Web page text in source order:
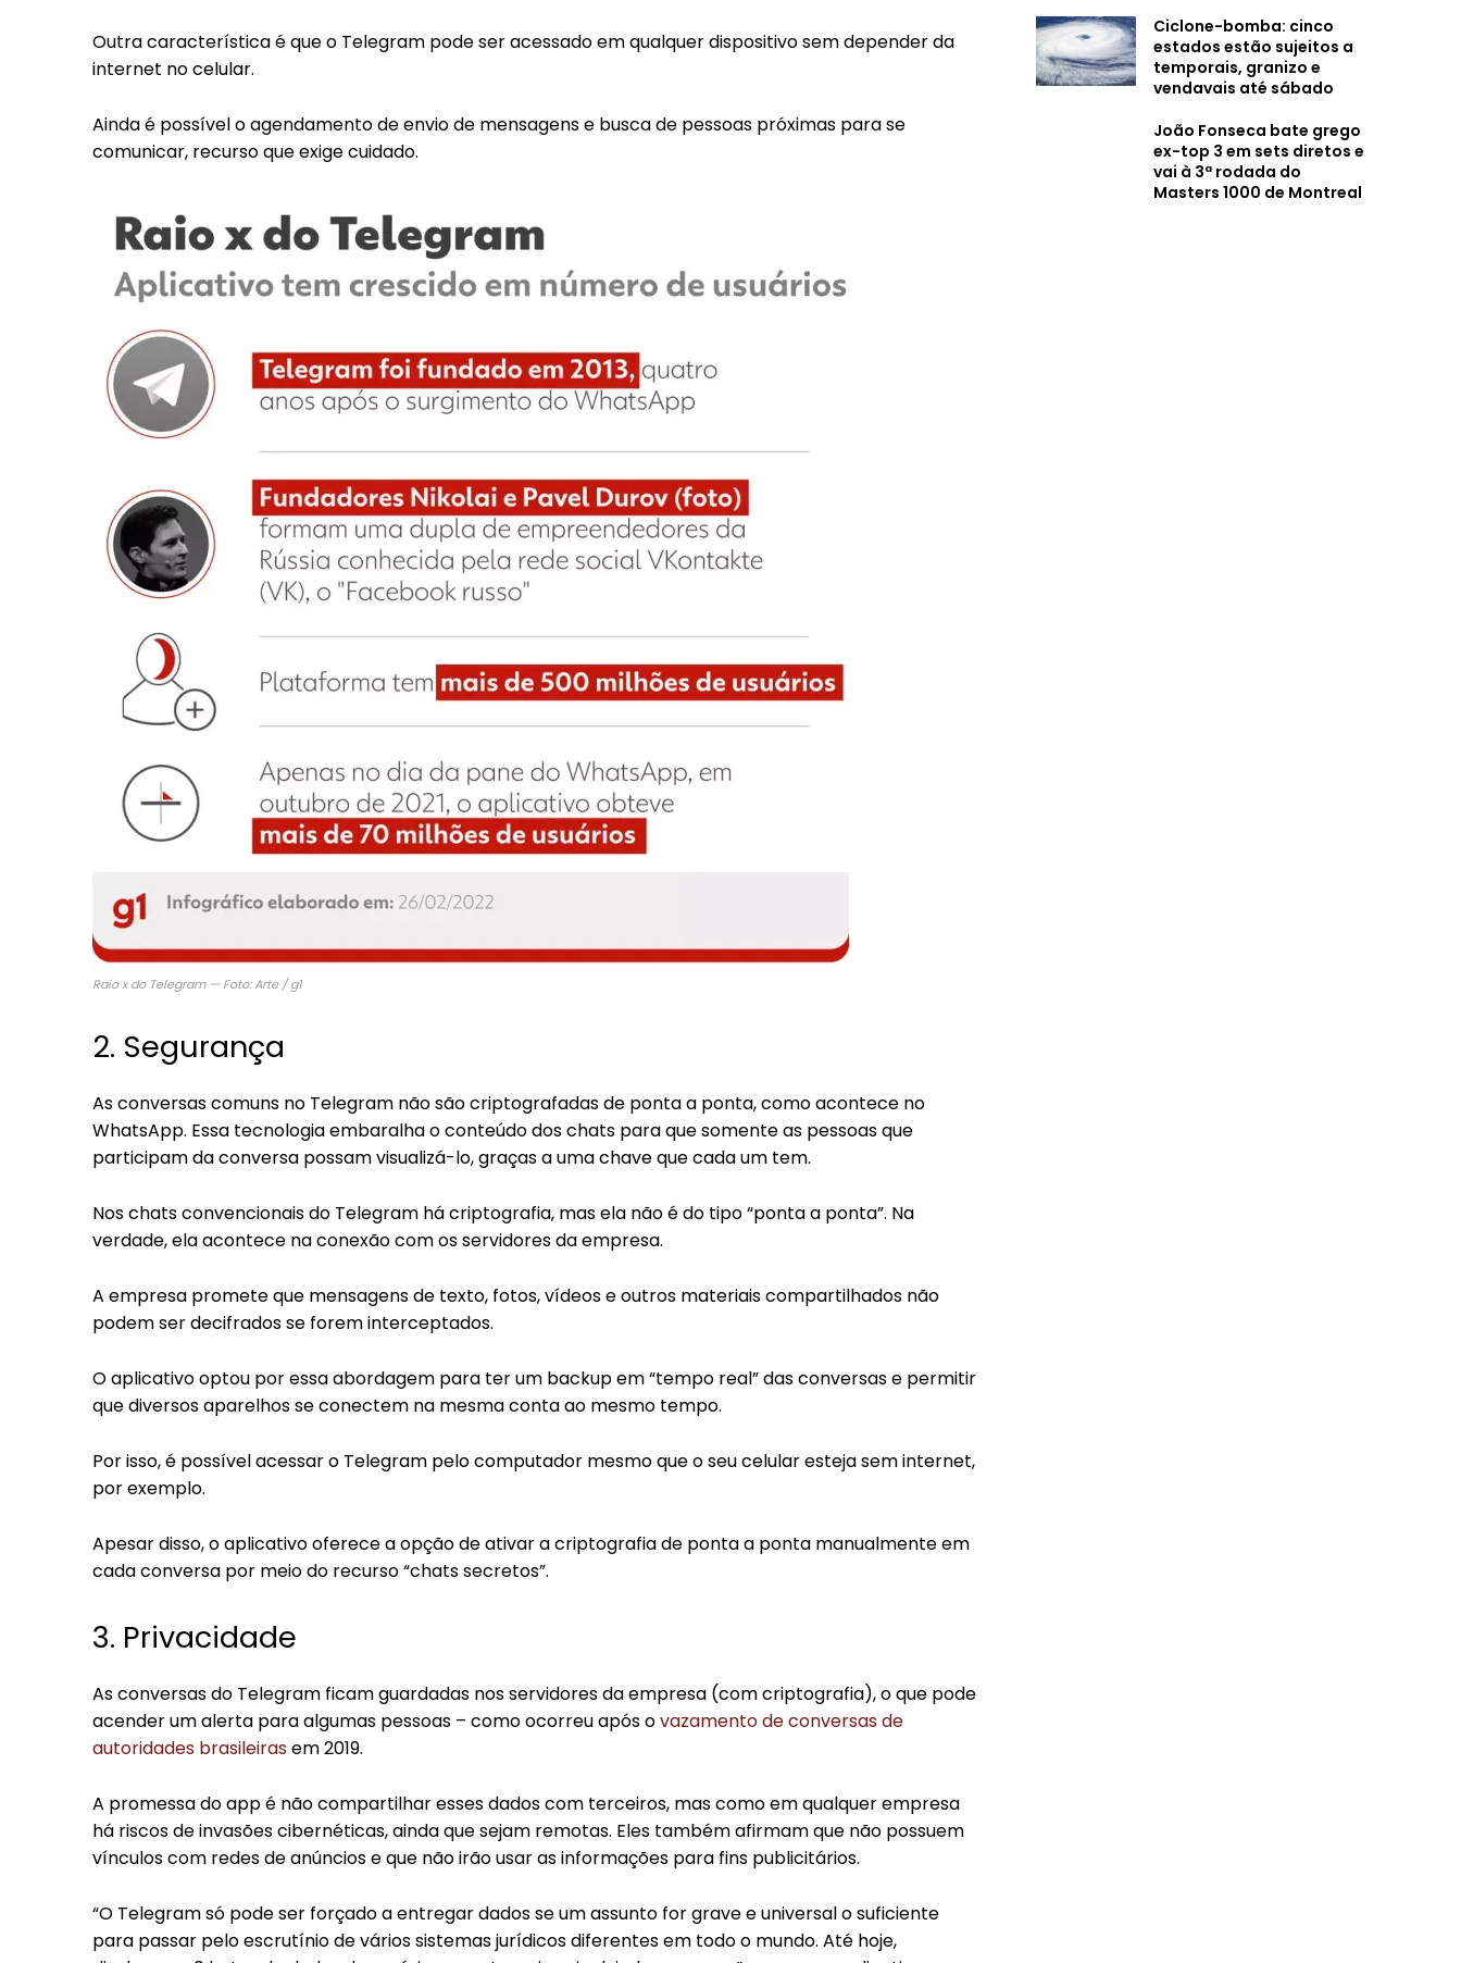
Outra característica é que o Telegram pode ser acessado em qualquer dispositivo sem depender da
internet no celular.
Ainda é possível o agendamento de envio de mensagens e busca de pessoas próximas para se
comunicar, recurso que exige cuidado.
Raio x do Telegram — Foto: Arte / g1
2. Segurança
As conversas comuns no Telegram não são criptografadas de ponta a ponta, como acontece no
WhatsApp. Essa tecnologia embaralha o conteúdo dos chats para que somente as pessoas que
participam da conversa possam visualizá-lo, graças a uma chave que cada um tem.
Nos chats convencionais do Telegram há criptografia, mas ela não é do tipo “ponta a ponta”. Na
verdade, ela acontece na conexão com os servidores da empresa.
A empresa promete que mensagens de texto, fotos, vídeos e outros materiais compartilhados não
podem ser decifrados se forem interceptados.
O aplicativo optou por essa abordagem para ter um backup em “tempo real” das conversas e permitir
que diversos aparelhos se conectem na mesma conta ao mesmo tempo.
Por isso, é possível acessar o Telegram pelo computador mesmo que o seu celular esteja sem internet,
por exemplo.
Apesar disso, o aplicativo oferece a opção de ativar a criptografia de ponta a ponta manualmente em
cada conversa por meio do recurso “chats secretos”.
3. Privacidade
As conversas do Telegram ficam guardadas nos servidores da empresa (com criptografia), o que pode
acender um alerta para algumas pessoas – como ocorreu após ovazamento de conversas de
autoridades brasileirasem 2019.
A promessa do app é não compartilhar esses dados com terceiros, mas como em qualquer empresa
há riscos de invasões cibernéticas, ainda que sejam remotas. Eles também afirmam que não possuem
vínculos com redes de anúncios e que não irão usar as informações para fins publicitários.
“O Telegram só pode ser forçado a entregar dados se um assunto for grave e universal o suficiente
para passar pelo escrutínio de vários sistemas jurídicos diferentes em todo o mundo. Até hoje,
Ciclone-bomba: cinco
estados estão sujeitos a
temporais, granizo e
vendavais até sábado
João Fonseca bate grego
ex-top 3 em sets diretos e
vai à 3ª rodada do
Masters 1000 de Montreal